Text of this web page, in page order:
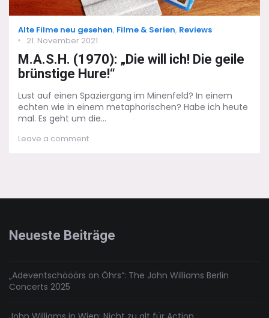
Categories
Alte Filme neu gesehen, Filme & Serien, Reviews
Posted
21. November 2021
M.A.S.H. (1970): „Die will ich! Die geile
brünstige Hure!“
Lust auf einen Spaziergang im Minenfeld? In einem
echten wie in einem metaphorischen? Habe ich heute
mal. Es geht um die...
Leave a commenton
Hure!“
Neueste Beiträge
„Adeventschööörs on Öhrs“: The John Williams Berlin
Concerts 2025